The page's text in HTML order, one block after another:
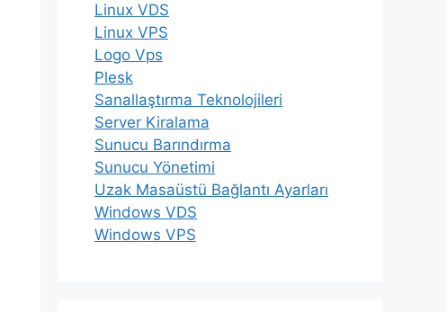
Linux VDS
Linux VPS
Logo Vps
Plesk
Sanallaştırma Teknolojileri
Server Kiralama
Sunucu Barındırma
Sunucu Yönetimi
Uzak Masaüstü Bağlantı Ayarları
Windows VDS
Windows VPS